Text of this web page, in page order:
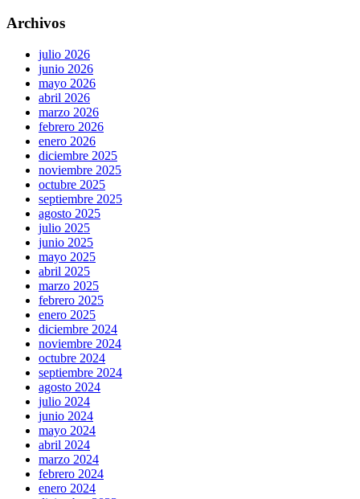
Archivos
julio 2026
junio 2026
mayo 2026
abril 2026
marzo 2026
febrero 2026
enero 2026
diciembre 2025
noviembre 2025
octubre 2025
septiembre 2025
agosto 2025
julio 2025
junio 2025
mayo 2025
abril 2025
marzo 2025
febrero 2025
enero 2025
diciembre 2024
noviembre 2024
octubre 2024
septiembre 2024
agosto 2024
julio 2024
junio 2024
mayo 2024
abril 2024
marzo 2024
febrero 2024
enero 2024